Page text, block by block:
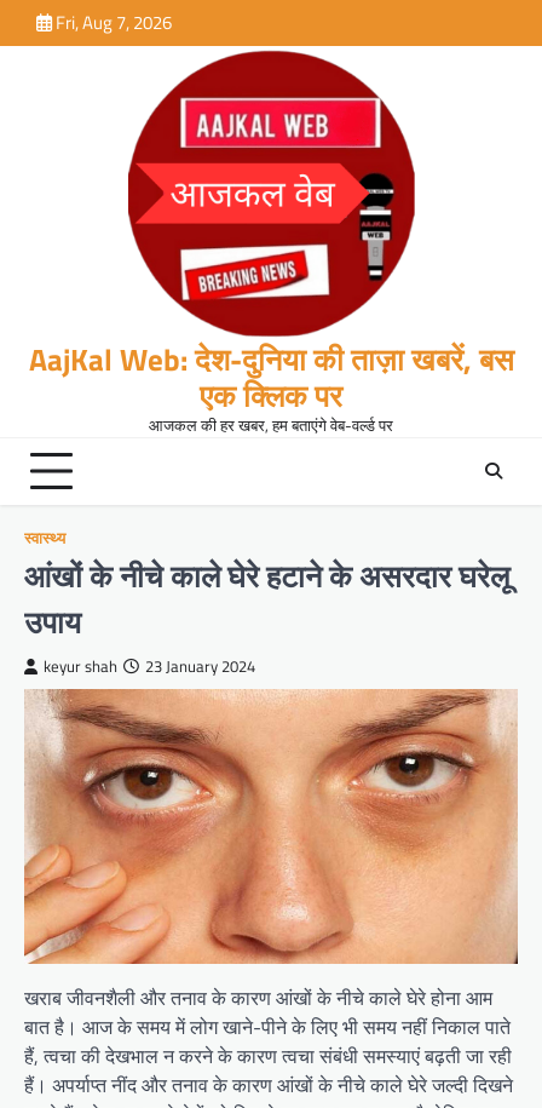
to
Fri, Aug 7, 2026
AajKal Web: देश-दुनिया की ताज़ा खबरें, बस
एक क्लिक पर
आजकल की हर खबर, हम बताएंगे वेब-वर्ल्ड पर
स्वास्थ्य
आंखों के नीचे काले घेरे हटाने के असरदार घरेलू
उपाय
keyur shah 23 January 2024
खराब जीवनशैली और तनाव के कारण आंखों के नीचे काले घेरे होना आम
बात है। आज के समय में लोग खाने-पीने के लिए भी समय नहीं निकाल पाते
हैं, त्वचा की देखभाल न करने के कारण त्वचा संबंधी समस्याएं बढ़ती जा रही
हैं। अपर्याप्त नींद और तनाव के कारण आंखों के नीचे काले घेरे जल्दी दिखने